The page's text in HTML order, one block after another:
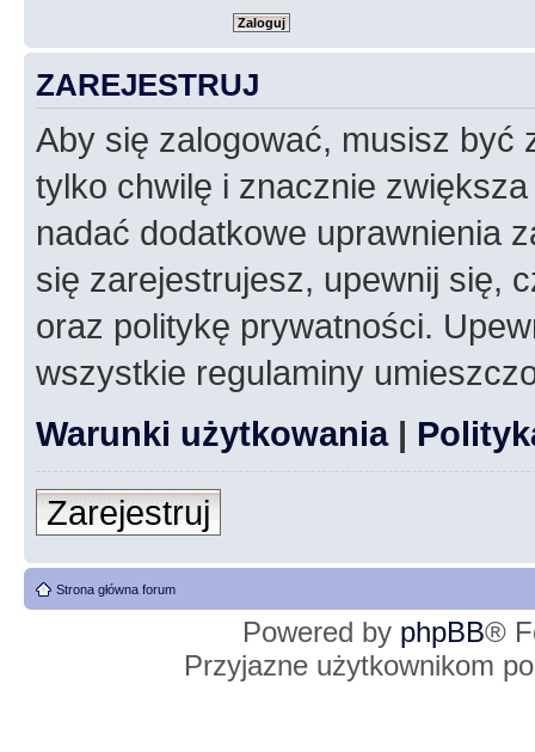
ZAREJESTRUJ
Aby się zalogować, musisz być
tylko chwilę i znacznie
nadać dodatkowe uprawnienia
się zarejestrujesz, upewnij się,
oraz politykę prywatności.
wszystkie regulaminy
Warunki użytkowania|
Zarejestruj
Strona główna forum
Powered by phpBB®
Przyjazne użytkownikom